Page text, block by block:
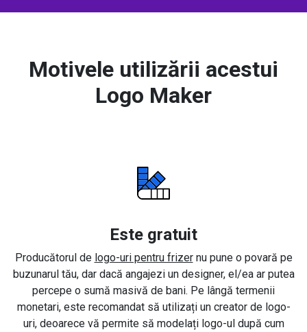
Motivele utilizării acestui
Logo Maker
Este gratuit
Producătorul de logo-uri pentru frizernu pune o povară pe
buzunarul tău, dar dacă angajezi un designer, el/ea ar putea
percepe o sumă masivă de bani. Pe lângă termenii
monetari, este recomandat să utilizați un creator de logo-
uri, deoarece vă permite să modelați logo-ul după cum